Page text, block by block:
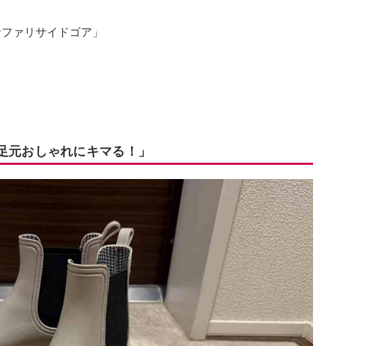
ァリサイドゴア」
おしゃれにキマる！」